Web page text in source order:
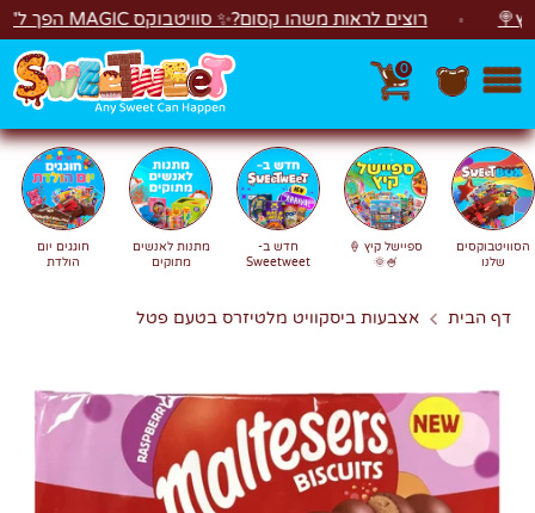
דלג רוצים לראות משהו קסום?✨ סוויטבוקס MAGIC הפך ל"מכונת משחקים"! 🎁🕹️
0
חפשחיפוש
הסוויטבוקסים
שלנו
ספיישל קיץ 🍦
🍧🌞
חדש ב-
Sweetweet
מתנות לאנשים
מתוקים
חוגגים יום
הולדת
דף הבית אצבעות ביסקוויט מלטיזרס בטעם פטל